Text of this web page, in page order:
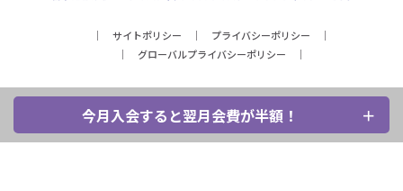
今月入会すると翌月会費が半額！
サイトポリシー
プライバシーポリシー
グローバルプライバシーポリシー
Copyright © Fast Fitness Japan, Inc. All Rights Reserved.